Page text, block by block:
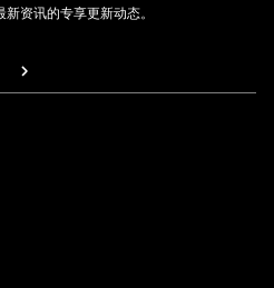
资讯的专享更新动态。